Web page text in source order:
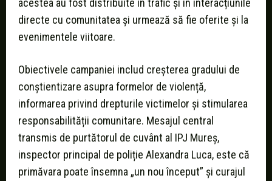
acestea au fost distribuite în trafic și în interacțiunile
directe cu comunitatea și urmează să fie oferite și la
evenimentele viitoare.
Obiectivele campaniei includ creșterea gradului de
conștientizare asupra formelor de violență,
informarea privind drepturile victimelor și stimularea
responsabilității comunitare. Mesajul central
transmis de purtătorul de cuvânt al IPJ Mureș,
inspector principal de poliție Alexandra Luca, este că
primăvara poate însemna „un nou început” și curajul